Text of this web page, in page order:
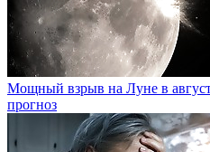
Мощный взрыв на Луне в
прогноз